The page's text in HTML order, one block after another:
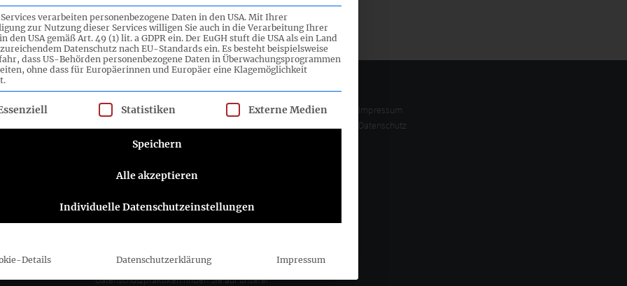
e.V. Folgen Sie dem DRSC
DRSC-Newsletter abonnieren
möchten DRSC e.V.:
E-Mail
auf den Link in der Fußzeile unserer E-Mails
klicken. Informationen zu unseren
Datenschutzpraktiken finden Sie auf unserer
Impressum
Datenschutz
verarbeiten personenbezogene Daten in den USA. Mit Ihrer
zur Nutzung dieser Services willigen Sie auch in die Verarbeitung Ihrer
den USA gemäß Art. 49 (1) lit. a GDPR ein. Der EuGH stuft die USA als ein Land
Datenschutz nach EU-Standards ein. Es besteht beispielsweise
dass US-Behörden personenbezogene Daten in Überwachungsprogrammen
ohne dass für Europäerinnen und Europäer eine Klagemöglichkeit
eine Liste der Service-Gruppen, für die eine Einwilligung erteilt werden kann. Die erste Service-Gruppe ist essenziell und
Statistiken Externe Medien
Speichern
Alle akzeptieren
Individuelle Datenschutzeinstellungen
Details Datenschutzerklärung Impressum